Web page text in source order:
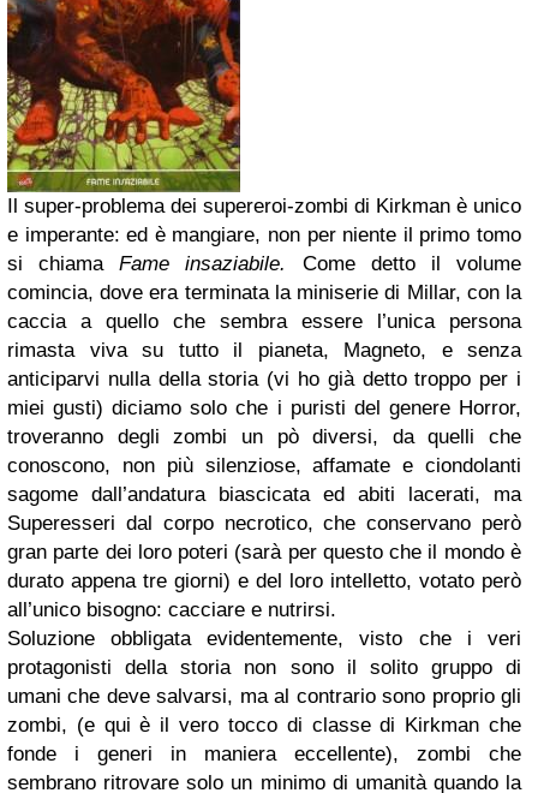
Il super-problema dei supereroi-zombi di Kirkman è unico
e imperante: ed è mangiare, non per niente il primo tomo
si chiamaFame insaziabile. Come detto il volume
comincia, dove era terminata la miniserie di Millar, con la
caccia a quello che sembra essere l’unica persona
rimasta viva su tutto il pianeta, Magneto, e senza
anticiparvi nulla della storia (vi ho già detto troppo per i
miei gusti) diciamo solo che i puristi del genere Horror,
troveranno degli zombi un pò diversi, da quelli che
conoscono, non più silenziose, affamate e ciondolanti
sagome dall’andatura biascicata ed abiti lacerati, ma
Superesseri dal corpo necrotico, che conservano però
gran parte dei loro poteri (sarà per questo che il mondo è
durato appena tre giorni) e del loro intelletto, votato però
all’unico bisogno: cacciare e nutrirsi.
Soluzione obbligata evidentemente, visto che i veri
protagonisti della storia non sono il solito gruppo di
umani che deve salvarsi, ma al contrario sono proprio gli
zombi, (e qui è il vero tocco di classe di Kirkman che
fonde i generi in maniera eccellente), zombi che
sembrano ritrovare solo un minimo di umanità quando la